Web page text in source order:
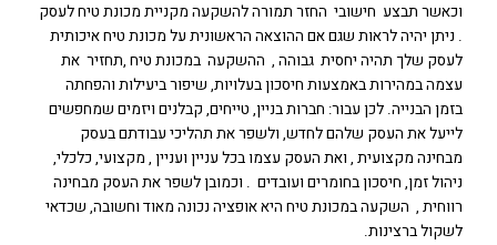
וכאשר תבצע חישובי החזר תמורה להשקעה מקניית מכונת טיח לעסק
. ניתן יהיה לראות שגם אם ההוצאה הראשונית על מכונת טיח איכותית
לעסק שלך תהיה יחסית גבוהה , ההשקעה במכונת טיח ,תחזיר את
עצמה במהירות באמצעות חיסכון בעלויות, שיפור ביעילות והפחתה
בזמן הבנייה. לכן עבור: חברות בניין, טייחים, קבלנים ויזמים שמחפשים
לייעל את העסק שלהם לחדש, ולשפר את תהליכי עבודתם בעסק
מבחינה מקצועית , ואת העסק עצמו בכל עניין ועניין , מקצועי, כלכלי,
ניהול זמן, חיסכון בחומרים ועובדים . וכמובן לשפר את העסק מבחינה
רווחית , השקעה במכונת טיח היא אופציה נכונה מאוד וחשובה, שכדאי
לשקול ברצינות.